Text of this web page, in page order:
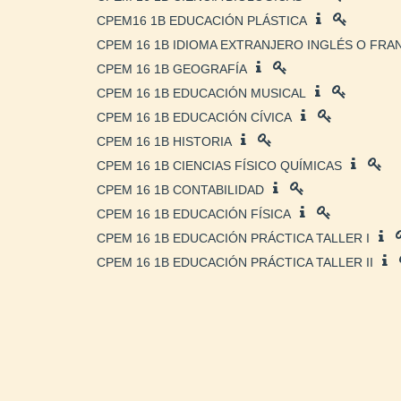
CPEM16 1B EDUCACIÓN PLÁSTICA
CPEM 16 1B IDIOMA EXTRANJERO INGLÉS O
CPEM 16 1B GEOGRAFÍA
CPEM 16 1B EDUCACIÓN MUSICAL
CPEM 16 1B EDUCACIÓN CÍVICA
CPEM 16 1B HISTORIA
CPEM 16 1B CIENCIAS FÍSICO QUÍMICAS
CPEM 16 1B CONTABILIDAD
CPEM 16 1B EDUCACIÓN FÍSICA
CPEM 16 1B EDUCACIÓN PRÁCTICA TALLER I
CPEM 16 1B EDUCACIÓN PRÁCTICA TALLER II